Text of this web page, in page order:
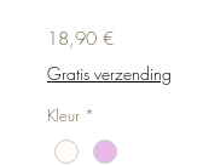
18,90 €Prix
Gratis verzending
Kleur *